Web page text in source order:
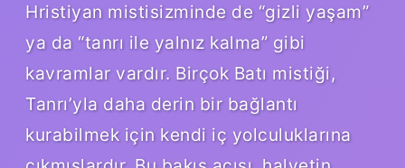
Hristiyan mistisizminde de “gizli yaşam”
ya da “tanrı ile yalnız kalma” gibi
kavramlar vardır. Birçok Batı mistiği,
Tanrı’yla daha derin bir bağlantı
kurabilmek için kendi iç yolculuklarına